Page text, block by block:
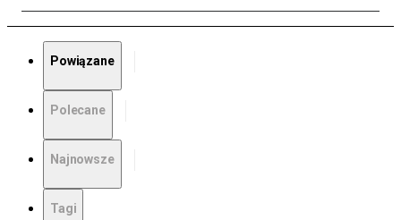
Powiązane
Polecane
Najnowsze
Tagi